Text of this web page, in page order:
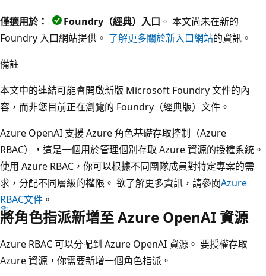
僅適用於： Foundry（經典）入口 。 本文尚未在新的
Foundry 入口網站提供。 了解更多關於新入口網站的資訊。
備註
本文中的連結可能會開啟新版 Microsoft Foundry 文件的內
容，而非您目前正在瀏覽的 Foundry（經典版）文件。
Azure OpenAI 支援 Azure 角色基礎存取控制（Azure
RBAC），這是一個用於管理個別存取 Azure 資源的授權系統。
使用 Azure RBAC，你可以根據不同團隊成員對特定專案的需
求，分配不同層級的權限。 欲了解更多資訊，請參閱Azure
RBAC文件 。
將角色指派新增至 Azure OpenAI 資源
Azure RBAC 可以分配到 Azure OpenAI 資源。 要授權存取
Azure 資源，你需要新增一個角色指派。